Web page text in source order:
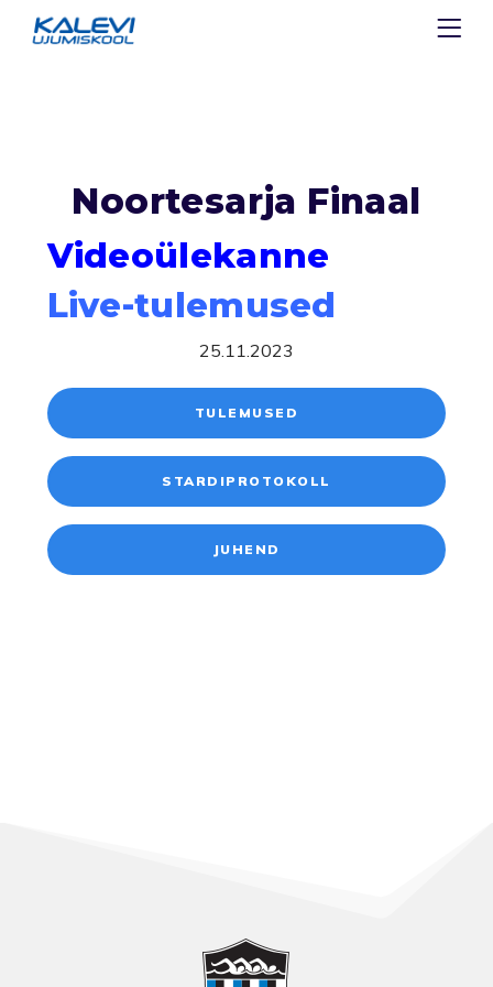
Noortesarja Finaal
Videoülekanne
Live-tulemused
25.11.2023
TULEMUSED
STARDIPROTOKOLL
JUHEND